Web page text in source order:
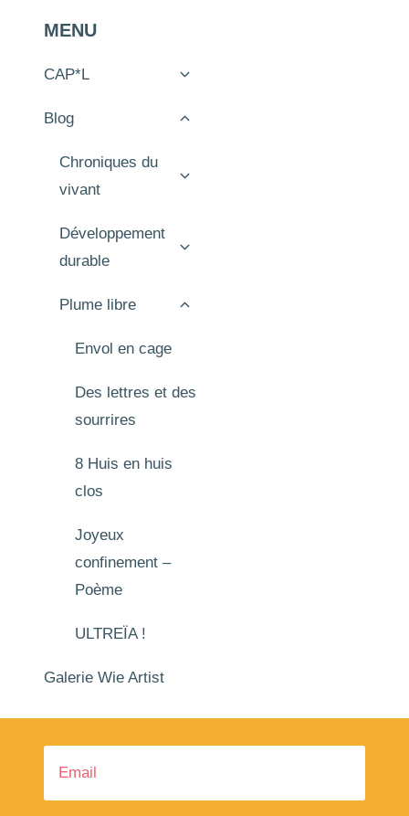
MENU
CAP*L
Expand
Blog
Expand
Chroniques du
vivant
child
Développement
durable
child
Plume libre
Expand
Envol en cage
Des lettres et des
sourrires
8 Huis en huis
clos
Joyeux
confinement –
Poème
ULTREÏA !
Galerie Wie Artist